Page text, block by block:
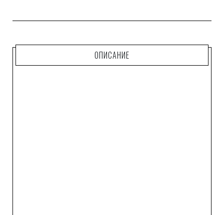
ОПИСАНИЕ